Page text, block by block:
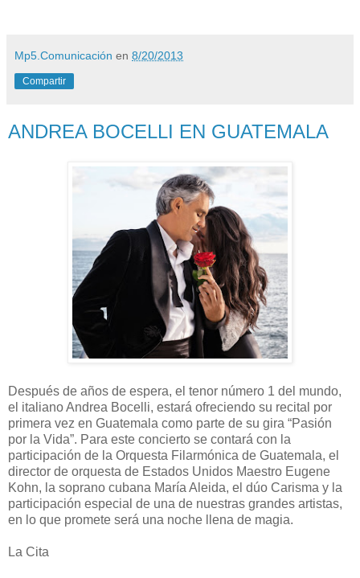
Mp5.Comunicación en 8/20/2013
Compartir
ANDREA BOCELLI EN GUATEMALA
Después de años de espera, el tenor número 1 del mundo,
el italiano Andrea Bocelli, estará ofreciendo su recital por
primera vez en Guatemala como parte de su gira “Pasión
por la Vida”. Para este concierto se contará con la
participación de la Orquesta Filarmónica de Guatemala, el
director de orquesta de Estados Unidos Maestro Eugene
Kohn, la soprano cubana María Aleida, el dúo Carisma y la
participación especial de una de nuestras grandes artistas,
en lo que promete será una noche llena de magia.
La Cita